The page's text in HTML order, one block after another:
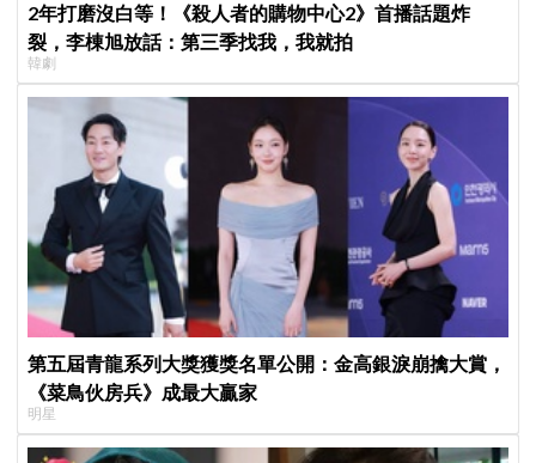
2年打磨沒白等！《殺人者的購物中心2》首播話題炸
裂，李棟旭放話：第三季找我，我就拍
韓劇
第五屆青龍系列大獎獲獎名單公開：金高銀淚崩擒大賞，
《菜鳥伙房兵》成最大贏家
明星